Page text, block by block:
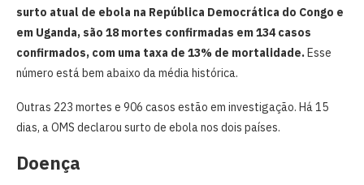
surto atual de ebola na República Democrática do Congo e
em Uganda, são 18 mortes confirmadas em 134 casos
confirmados, com uma taxa de 13% de mortalidade.Esse
número está bem abaixo da média histórica.
Outras 223 mortes e 906 casos estão em investigação. Há 15
dias, a OMS declarou surto de ebola nos dois países.
Doença